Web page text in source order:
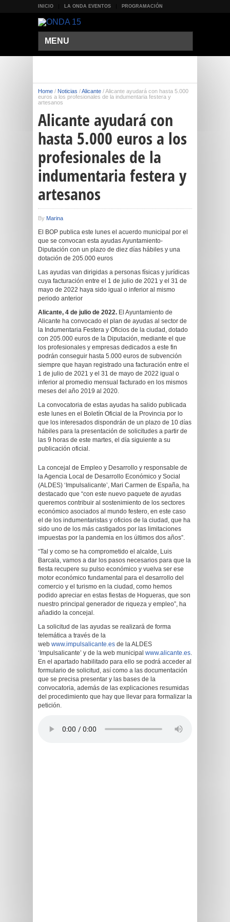
INICIO LA ONDA EVENTOS PROGRAMACIÓN
MENU
Home / Noticias /Alicante /Alicante ayudará con hasta 5.000
euros a los profesionales de la indumentaria festera y
artesanos
Alicante ayudará con
hasta 5.000 euros a los
profesionales de la
indumentaria festera y
artesanos
By Marina
El BOP publica este lunes el acuerdo municipal por el
que se convocan esta ayudas Ayuntamiento-
Diputación con un plazo de diez días hábiles y una
dotación de 205.000 euros
Las ayudas van dirigidas a personas físicas y jurídicas
cuya facturación entre el 1 de julio de 2021 y el 31 de
mayo de 2022 haya sido igual o inferior al mismo
periodo anterior
Alicante, 4 de julio de 2022. El Ayuntamiento de
Alicante ha convocado el plan de ayudas al sector de
la Indumentaria Festera y Oficios de la ciudad, dotado
con 205.000 euros de la Diputación, mediante el que
los profesionales y empresas dedicados a este fin
podrán conseguir hasta 5.000 euros de subvención
siempre que hayan registrado una facturación entre el
1 de julio de 2021 y el 31 de mayo de 2022 igual o
inferior al promedio mensual facturado en los mismos
meses del año 2019 al 2020.
La convocatoria de estas ayudas ha salido publicada
este lunes en el Boletín Oficial de la Provincia por lo
que los interesados dispondrán de un plazo de 10 días
hábiles para la presentación de solicitudes a partir de
las 9 horas de este martes, el día siguiente a su
publicación oficial.
La concejal de Empleo y Desarrollo y responsable de
la Agencia Local de Desarrollo Económico y Social
(ALDES) ‘Impulsalicante’, Mari Carmen de España, ha
destacado que “con este nuevo paquete de ayudas
queremos contribuir al sostenimiento de los sectores
económico asociados al mundo festero, en este caso
el de los indumentaristas y oficios de la ciudad, que ha
sido uno de los más castigados por las limitaciones
impuestas por la pandemia en los últimos dos años”.
“Tal y como se ha comprometido el alcalde, Luis
Barcala, vamos a dar los pasos necesarios para que la
fiesta recupere su pulso económico y vuelva ser ese
motor económico fundamental para el desarrollo del
comercio y el turismo en la ciudad, como hemos
podido apreciar en estas fiestas de Hogueras, que son
nuestro principal generador de riqueza y empleo”, ha
añadido la concejal.
La solicitud de las ayudas se realizará de forma
telemática a través de la
web www.impulsalicante.es de la ALDES
‘Impulsalicante’ y de la web municipal www.alicante.es.
En el apartado habilitado para ello se podrá acceder al
formulario de solicitud, así como a las documentación
que se precisa presentar y las bases de la
convocatoria, además de las explicaciones resumidas
del procedimiento que hay que llevar para formalizar la
petición.